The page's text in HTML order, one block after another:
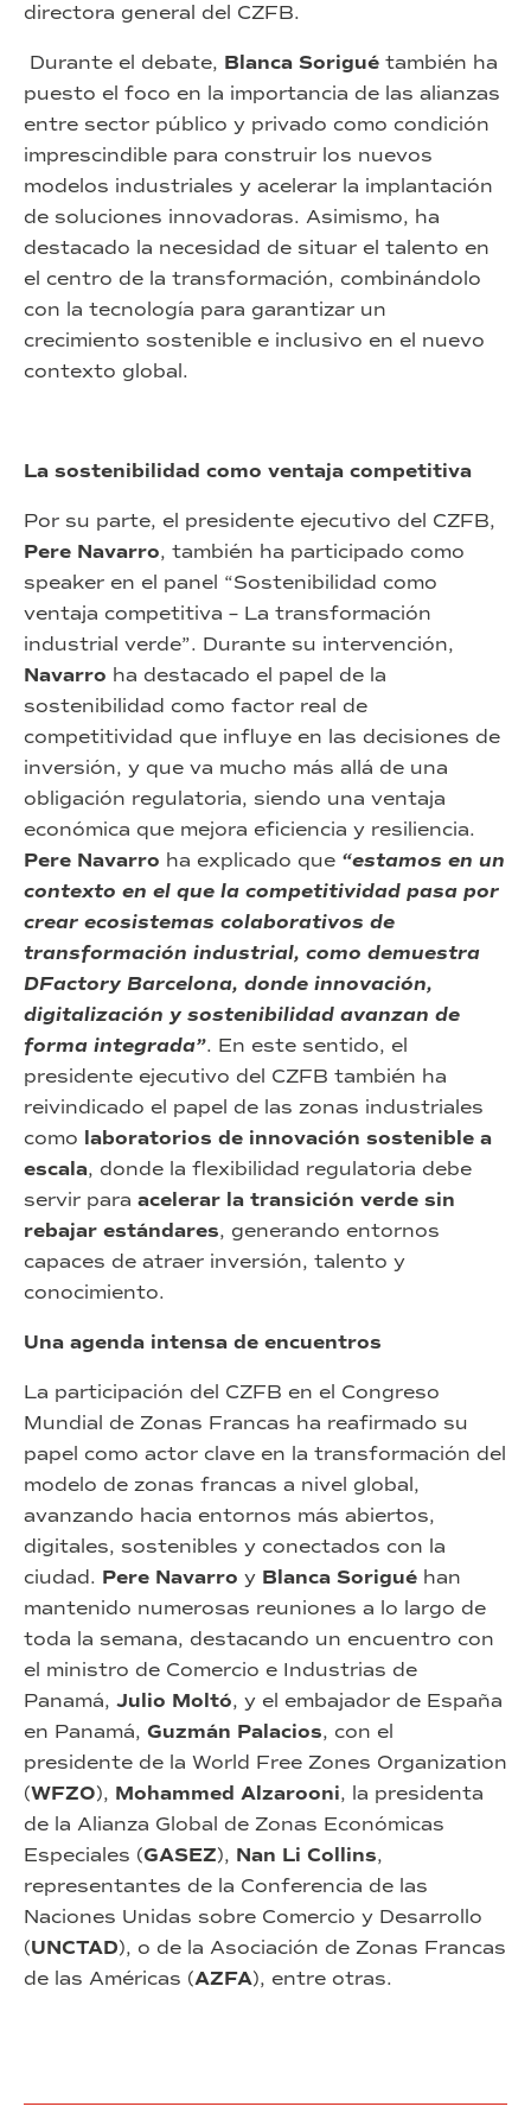
directora general del CZFB.
Durante el debate, Blanca Sorigué también ha
puesto el foco en la importancia de las alianzas
entre sector público y privado como condición
imprescindible para construir los nuevos
modelos industriales y acelerar la implantación
de soluciones innovadoras. Asimismo, ha
destacado la necesidad de situar el talento en
el centro de la transformación, combinándolo
con la tecnología para garantizar un
crecimiento sostenible e inclusivo en el nuevo
contexto global.
La sostenibilidad como ventaja competitiva
Por su parte, el presidente ejecutivo del CZFB,
Pere Navarro, también ha participado como
speaker en el panel “Sostenibilidad como
ventaja competitiva – La transformación
industrial verde”. Durante su intervención,
Navarro ha destacado el papel de la
sostenibilidad como factor real de
competitividad que influye en las decisiones de
inversión, y que va mucho más allá de una
obligación regulatoria, siendo una ventaja
económica que mejora eficiencia y resiliencia.
Pere Navarro ha explicado que “estamos en un
contexto en el que la competitividad pasa por
crear ecosistemas colaborativos de
transformación industrial, como demuestra
DFactory Barcelona, donde innovación,
digitalización y sostenibilidad avanzan de
forma integrada”. En este sentido, el
presidente ejecutivo del CZFB también ha
reivindicado el papel de las zonas industriales
como laboratorios de innovación sostenible a
escala, donde la flexibilidad regulatoria debe
servir para acelerar la transición verde sin
rebajar estándares, generando entornos
capaces de atraer inversión, talento y
conocimiento.
Una agenda intensa de encuentros
La participación del CZFB en el Congreso
Mundial de Zonas Francas ha reafirmado su
papel como actor clave en la transformación del
modelo de zonas francas a nivel global,
avanzando hacia entornos más abiertos,
digitales, sostenibles y conectados con la
ciudad. Pere Navarro y Blanca Sorigué han
mantenido numerosas reuniones a lo largo de
toda la semana, destacando un encuentro con
el ministro de Comercio e Industrias de
Panamá, Julio Moltó, y el embajador de España
en Panamá, Guzmán Palacios, con el
presidente de la World Free Zones Organization
(WFZO), Mohammed Alzarooni, la presidenta
de la Alianza Global de Zonas Económicas
Especiales (GASEZ), Nan Li Collins,
representantes de la Conferencia de las
Naciones Unidas sobre Comercio y Desarrollo
(UNCTAD), o de la Asociación de Zonas Francas
de las Américas (AZFA), entre otras.